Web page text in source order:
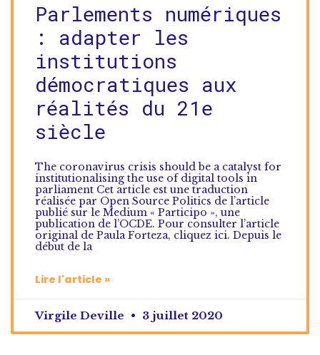
Parlements numériques
: adapter les
institutions
démocratiques aux
réalités du 21e
siècle
The coronavirus crisis should be a catalyst for
institutionalising the use of digital tools in
parliament Cet article est une traduction
réalisée par Open Source Politics de l’article
publié sur le Medium « Participo », une
publication de l’OCDE. Pour consulter l’article
original de Paula Forteza, cliquez ici. Depuis le
début de la
Lire l'article »
Virgile Deville 3 juillet 2020